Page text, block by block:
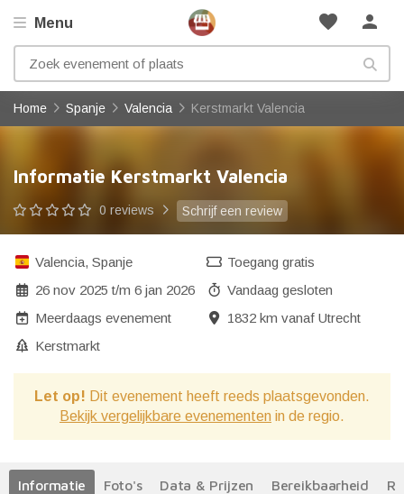
favorite person
Menu
Home Spanje Valencia Kerstmarkt Valencia
Informatie Kerstmarkt Valencia
0 reviews Schrijf een review
Valencia, Spanje
26 nov 2025 t/m 6 jan 2026
Meerdaags evenement
Kerstmarkt
Toegang gratis
Vandaag gesloten
1832 km vanaf Utrecht
Let op! Dit evenement heeft reeds plaatsgevonden.
Bekijk vergelijkbare evenementen in de regio.
Informatie Foto's Data & Prijzen Bereikbaarheid